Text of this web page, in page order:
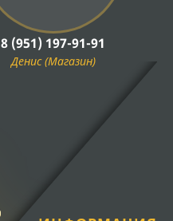
8 (951) 197-91-91
Денис (Магазин)